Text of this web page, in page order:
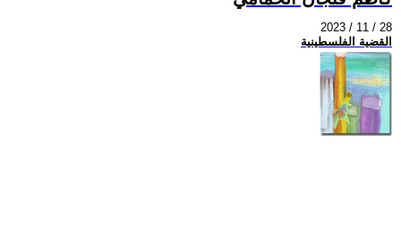
2023 / 11 / 28
القضية الفلسطينية